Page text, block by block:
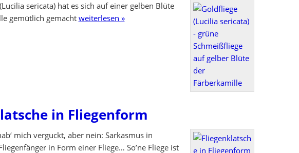
sericata) hat es sich auf einer gelben Blüte
gemütlich gemacht weiterlesen »
in Fliegenform
mich verguckt, aber nein: Sarkasmus in
in Form einer Fliege… So’ne Fliege ist